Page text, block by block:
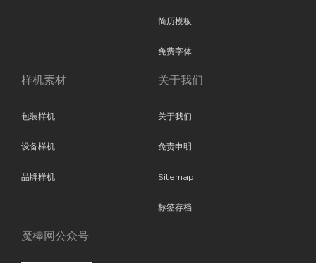
简历模板
免费字体
样机素材
包装样机
设备样机
品牌样机
关于我们
关于我们
免责申明
Sitemap
标签存档
魔棒网公众号